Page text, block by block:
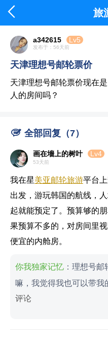
 旅
a342615 Lv5
发布于：56天前
天津理想号邮轮票价
天津理想号邮轮票价现在
人的房间吗？
 全部回复（7）
画在墻上的树叶 Lv4
53天前
我在星美亚邮轮旅游平台
出发，游玩韩国的航线，
起就能预定了。预算够的
果预算不多的，对房间里
便宜的内舱房。
你我独家记忆 ：理想号
嘛，我觉得我也可以带我
评论